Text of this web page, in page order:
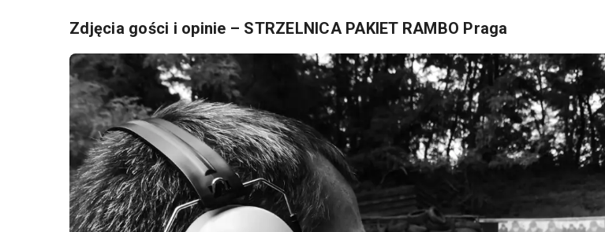
Zdjęcia gości i opinie – STRZELNICA PAKIET RAMBO Praga